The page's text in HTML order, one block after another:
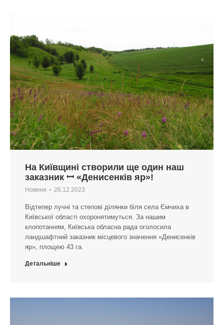
На Київщині створили ще один наш
заказник ꟷ «Денисенків яр»!
Новини 26.12.2023
Відтепер лучні та степові ділянки біля села Ємчиха в
Київської області охоронятимуться. За нашим
клопотанням, Київська обласна рада оголосила
ландшафтний заказник місцевого значення «Денисенків
яр», площею 43 га.
Детальніше